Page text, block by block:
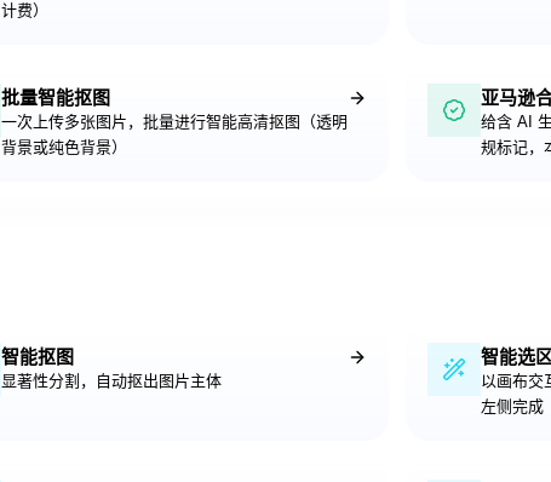
计费）
批量智能抠图
一次上传多张图片，批量进行智能高清抠图（透明
背景或纯色背景）
亚马逊
给含 AI
规标记，
智能抠图
显著性分割，自动抠出图片主体
智能选
以画布交
左侧完成